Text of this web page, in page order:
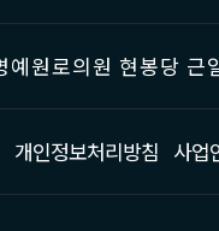
예원로의원 현봉당
개인정보처리방침 사업